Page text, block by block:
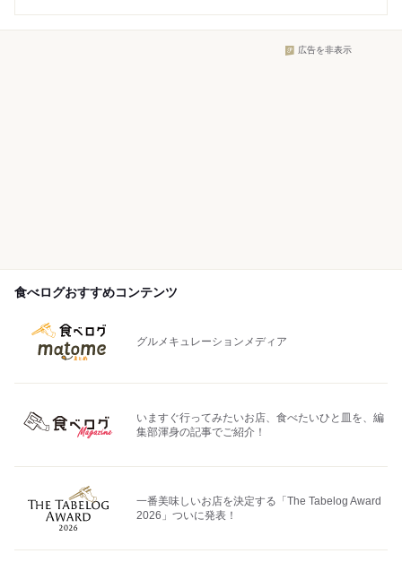
広告を非表示
食べログおすすめコンテンツ
グルメキュレーションメディア
いますぐ行ってみたいお店、食べたいひと皿を、編
集部渾身の記事でご紹介！
一番美味しいお店を決定する「The Tabelog Award
2026」ついに発表！